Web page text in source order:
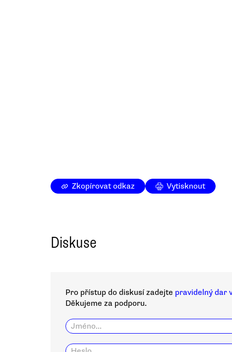
Zkopírovat odkaz Vytisknout
Diskuse
Pro přístup do diskusí zadejte pravidelný dar
Děkujeme za podporu.